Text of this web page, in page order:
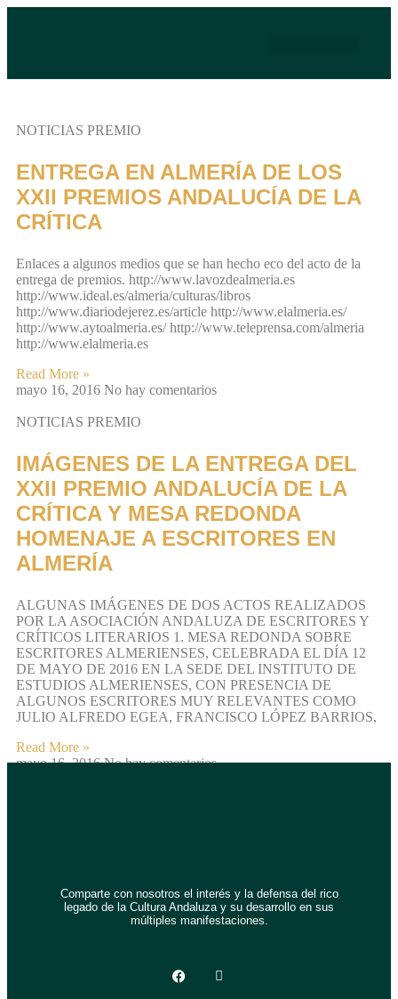
NOTICIAS PREMIO
ENTREGA EN ALMERÍA DE LOS
XXII PREMIOS ANDALUCÍA DE LA
CRÍTICA
Enlaces a algunos medios que se han hecho eco del acto de la
entrega de premios. http://www.lavozdealmeria.es
http://www.ideal.es/almeria/culturas/libros
http://www.diariodejerez.es/article http://www.elalmeria.es/
http://www.aytoalmeria.es/ http://www.teleprensa.com/almeria
http://www.elalmeria.es
Read More »
mayo 16, 2016 No hay comentarios
NOTICIAS PREMIO
IMÁGENES DE LA ENTREGA DEL
XXII PREMIO ANDALUCÍA DE LA
CRÍTICA Y MESA REDONDA
HOMENAJE A ESCRITORES EN
ALMERÍA
ALGUNAS IMÁGENES DE DOS ACTOS REALIZADOS
POR LA ASOCIACIÓN ANDALUZA DE ESCRITORES Y
CRÍTICOS LITERARIOS 1. MESA REDONDA SOBRE
ESCRITORES ALMERIENSES, CELEBRADA EL DÍA 12
DE MAYO DE 2016 EN LA SEDE DEL INSTITUTO DE
ESTUDIOS ALMERIENSES, CON PRESENCIA DE
ALGUNOS ESCRITORES MUY RELEVANTES COMO
JULIO ALFREDO EGEA, FRANCISCO LÓPEZ BARRIOS,
Read More »
mayo 16, 2016No hay comentarios
Comparte con nosotros el interés y la defensa del rico
legado de la Cultura Andaluza y su desarrollo en sus
múltiples manifestaciones.